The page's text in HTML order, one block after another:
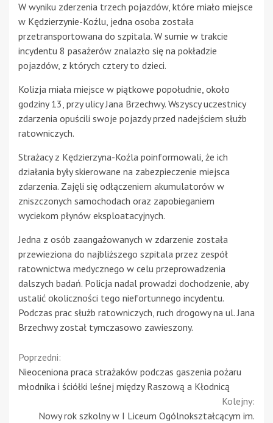
W wyniku zderzenia trzech pojazdów, które miało miejsce
w Kędzierzynie-Koźlu, jedna osoba została
przetransportowana do szpitala. W sumie w trakcie
incydentu 8 pasażerów znalazło się na pokładzie
pojazdów, z których cztery to dzieci.
Kolizja miała miejsce w piątkowe popołudnie, około
godziny 13, przy ulicy Jana Brzechwy. Wszyscy uczestnicy
zdarzenia opuścili swoje pojazdy przed nadejściem służb
ratowniczych.
Strażacy z Kędzierzyna-Koźla poinformowali, że ich
działania były skierowane na zabezpieczenie miejsca
zdarzenia. Zajęli się odłączeniem akumulatorów w
zniszczonych samochodach oraz zapobieganiem
wyciekom płynów eksploatacyjnych.
Jedna z osób zaangażowanych w zdarzenie została
przewieziona do najbliższego szpitala przez zespół
ratownictwa medycznego w celu przeprowadzenia
dalszych badań. Policja nadal prowadzi dochodzenie, aby
ustalić okoliczności tego niefortunnego incydentu.
Podczas prac służb ratowniczych, ruch drogowy na ul. Jana
Brzechwy został tymczasowo zawieszony.
Continue
Reading
Poprzedni:
Nieoceniona praca strażaków podczas gaszenia pożaru
młodnika i ściółki leśnej między Raszową a Kłodnicą
Kolejny:
Nowy rok szkolny w I Liceum Ogólnokształcącym im.